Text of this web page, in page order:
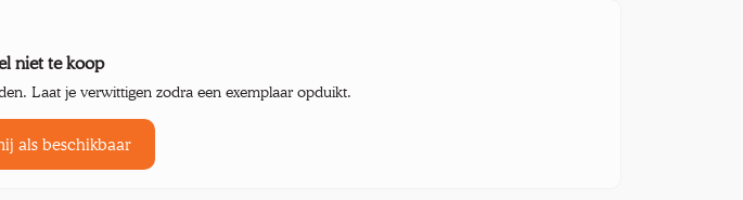
niet te koop
Laat je verwittigen zodra een exemplaar opduikt.
als beschikbaar